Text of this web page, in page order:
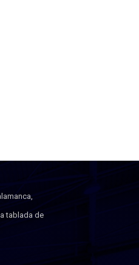
tablada de